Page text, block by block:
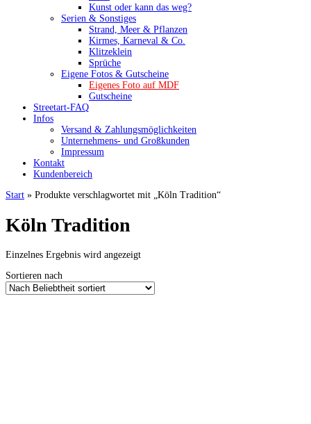
Kunst oder kann das weg?
Serien & Sonstiges
Strand, Meer & Pflanzen
Kirmes, Karneval & Co.
Klitzeklein
Sprüche
Eigene Fotos & Gutscheine
Eigenes Foto auf MDF
Gutscheine
Streetart-FAQ
Infos
Versand & Zahlungsmöglichkeiten
Unternehmens- und Großkunden
Impressum
Kontakt
Kundenbereich
Start » Produkte verschlagwortet mit „Köln Tradition“
Köln Tradition
Einzelnes Ergebnis wird angezeigt
Sortieren nach